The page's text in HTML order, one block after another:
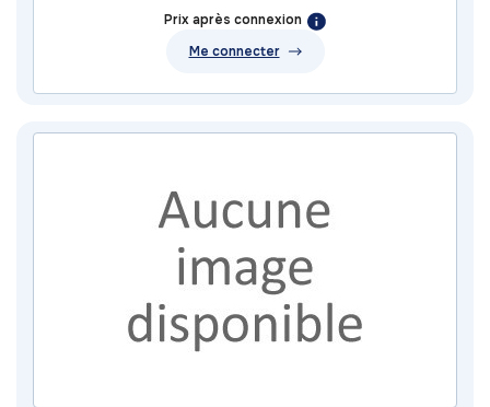
Prix après connexion
Me connecter